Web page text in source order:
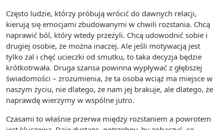
Często ludzie, którzy próbują wrócić do dawnych relacji,
kierują się emocjami zbudowanymi w chwili rozstania. Chcą
naprawić ból, który wtedy przeżyli. Chcą udowodnić sobie i
drugiej osobie, że można inaczej. Ale jeśli motywacją jest
tylko żal i chęć ucieczki od smutku, to taka decyzja będzie
krótkotrwała. Druga szansa powinna wypływać z głębszej
świadomości – zrozumienia, że ta osoba wciąż ma miejsce w
naszym życiu, nie dlatego, że nam jej brakuje, ale dlatego, że
naprawdę wierzymy w wspólne jutro.
Czasami to właśnie przerwa między rozstaniem a powrotem